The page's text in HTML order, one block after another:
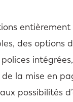
entièrement
des options
la mise en
possibilités